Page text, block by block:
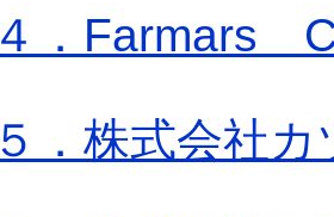
４．Farmars
５．株式会社